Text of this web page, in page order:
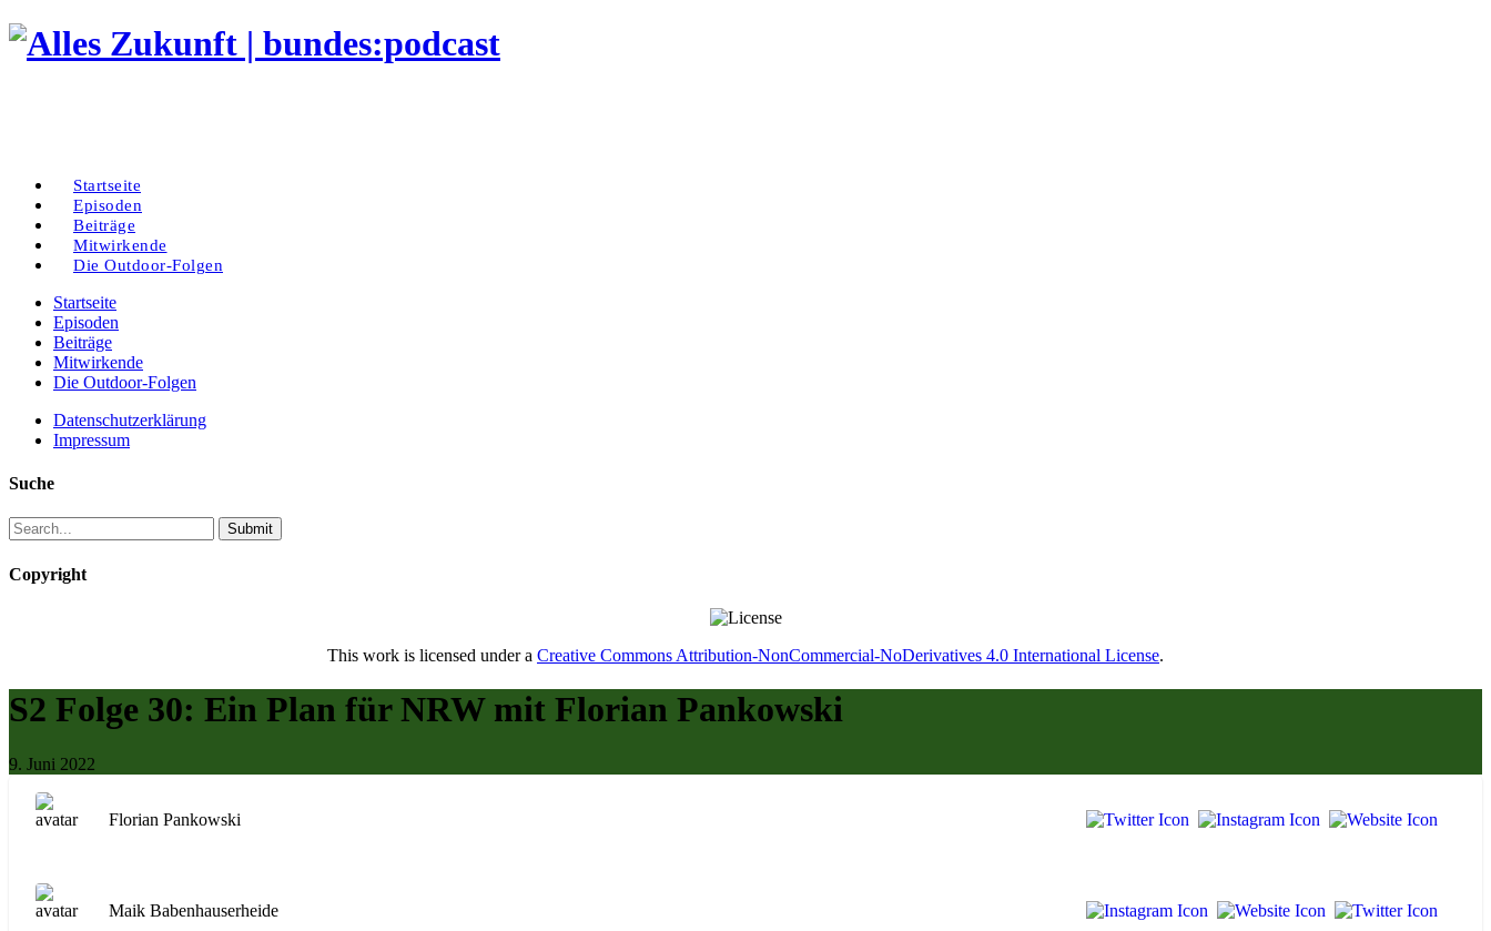
Startseite
Episoden
Beiträge
Mitwirkende
Die Outdoor-Folgen
Startseite
Episoden
Beiträge
Mitwirkende
Die Outdoor-Folgen
Datenschutzerklärung
Impressum
Suche
Copyright
This work is licensed under a Creative Commons Attribution-NonCommercial-NoDerivatives 4.0 International License.
S2 Folge 30: Ein Plan für NRW mit Florian Pankowski
9. Juni 2022
Florian Pankowski
Maik Babenhauserheide